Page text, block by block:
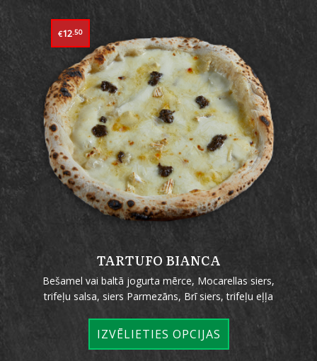
TARTUFO BIANCA
Bešamel vai baltā jogurta mērce, Mocarellas siers,
trifeļu salsa, siers Parmezāns, Brī siers, trifeļu eļļa
€12.50
IZVĒLIETIES OPCIJAS